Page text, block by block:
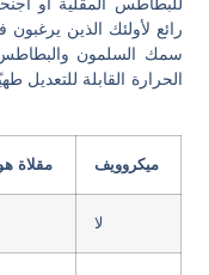
رائع لأولئك الذين
سمك السلمون
الحرارة القابلة للتعديل
مقلاة ميكروويف
لا